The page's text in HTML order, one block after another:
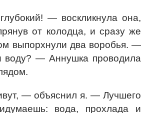
— воскликнула она,
от колодца, и сразу же
выпорхнули два воробья. —
воду? — Аннушка проводила
— объяснил я. — Лучшего
вода, прохлада и